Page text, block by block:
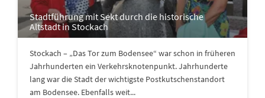
Stadtführung mit Sekt durch die historische
Altstadt in Stockach
Stockach – „Das Tor zum Bodensee“ war schon in früheren
Jahrhunderten ein Verkehrsknotenpunkt. Jahrhunderte
lang war die Stadt der wichtigste Postkutschenstandort
am Bodensee. Ebenfalls weit...